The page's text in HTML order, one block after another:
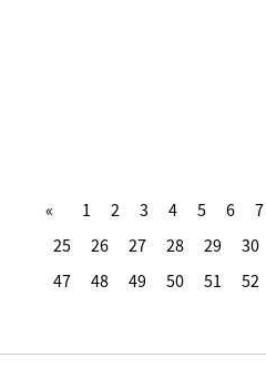
1 2 3 4 5 6 7
25
26 27 28 29 30
47
48 49 50 51 52